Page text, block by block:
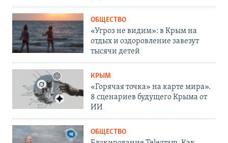
ОБЩЕСТВО
«Угроз не видим»: в Крым на
отдых и оздоровление завезут
тысячи детей
КРЫМ
«Горячая точка» на карте мира».
8 сценариев будущего Крыма от
ИИ
ОБЩЕСТВО